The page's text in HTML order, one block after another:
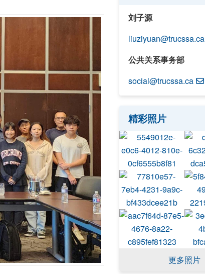
刘子源
liuziyuan@trucssa.ca
公共关系事务部
social@trucssa.ca
精彩照片
更多照片